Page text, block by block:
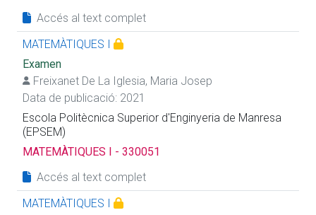
Accés al text complet
MATEMÀTIQUES I
Examen
Freixanet De La Iglesia, Maria Josep
Data de publicació: 2021
Escola Politècnica Superior d'Enginyeria de Manresa
(EPSEM)
MATEMÀTIQUES I - 330051
Accés al text complet
MATEMÀTIQUES I